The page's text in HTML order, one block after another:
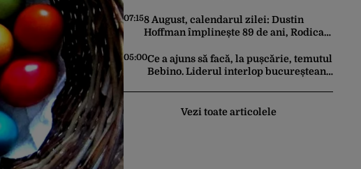
07:158 August, calendarul zilei: Dustin
Hoffman împlinește 89 de ani, Rodica
Ghenea face 39 de ani
05:00Ce a ajuns să facă, la pușcărie, temutul
Bebino. Liderul interlop bucureștean,
Vezi toate articolele